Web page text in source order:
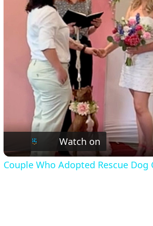
Watch on
Couple Who Adopted Rescue